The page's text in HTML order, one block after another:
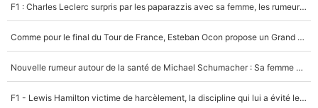
F1 : Charles Leclerc surpris par les paparazzis avec sa femme, les rumeurs étaient vraies !
Comme pour le final du Tour de France, Esteban Ocon propose un Grand Prix de Formule 1 à Paris : «Autour de l’Arc de Triomphe, ce serait génial» !
Nouvelle rumeur autour de la santé de Michael Schumacher : Sa femme Corinna sort du silence
F1 - Lewis Hamilton victime de harcèlement, la discipline qui lui a évité le pire : «J'aurais probablement mal tourné»